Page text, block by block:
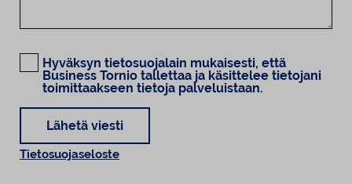
Hyväksyn tietosuojalain mukaisesti, että
Business Tornio tallettaa ja käsittelee tietojani
toimittaakseen tietoja palveluistaan.
Lähetä viesti
Tietosuojaseloste